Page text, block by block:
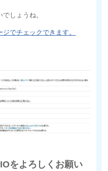
しょうね。
でチェックできます。
をよろしくお願い